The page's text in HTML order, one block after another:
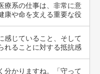
療系の仕事は、非常に意
康や命を支える重要な役
感じていること、そして
れることに対する抵抗感
分かりますね。「守って